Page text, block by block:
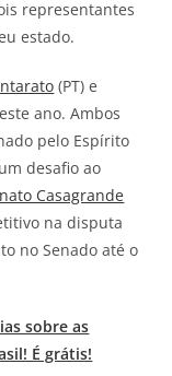
representantes
estado.
(PT) e
ano. Ambos
pelo Espírito
desafio ao
Casagrande
na disputa
no Senado até o
sobre as
É grátis!